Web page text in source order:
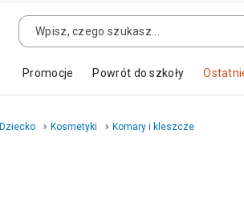
Promocje Powrót do szkoły
Dziecko Kosmetyki Komary i kleszcze